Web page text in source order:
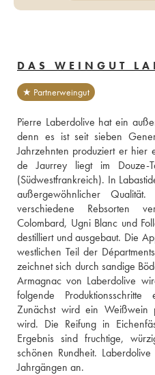
DAS WEINGUT
★ Partnerweingut
Pierre Laberdolive hat ein
denn es ist seit sieben
Jahrzehnten produziert er hier
de Jaurrey liegt im Douze-
(Südwestfrankreich). In
außergewöhnlicher
verschiedene Rebsorten
Colombard, Ugni Blanc und
destilliert und ausgebaut. Die
westlichen Teil der
zeichnet sich durch sandige
Armagnac von Laberdolive
folgende
Zunächst wird ein Weißwein
wird. Die Reifung in
Ergebnis sind fruchtige,
schönen Rundheit.
Jahrgängen an.